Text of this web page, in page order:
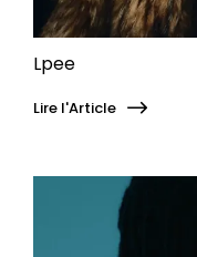
Lpee
Lire l'Article